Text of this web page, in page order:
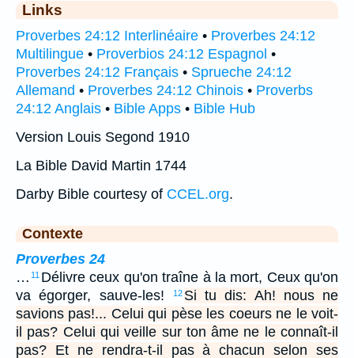
Links
Proverbes 24:12 Interlinéaire • Proverbes 24:12
Multilingue • Proverbios 24:12 Espagnol •
Proverbes 24:12 Français • Sprueche 24:12
Allemand • Proverbes 24:12 Chinois • Proverbs
24:12 Anglais • Bible Apps • Bible Hub
Version Louis Segond 1910
La Bible David Martin 1744
Darby Bible courtesy of CCEL.org.
Contexte
Proverbes 24
… 11 Délivre ceux qu'on traîne à la mort, Ceux qu'on
va égorger, sauve-les!
12 Si tu dis: Ah! nous ne
savions pas!... Celui qui pèse les coeurs ne le voit-
il pas? Celui qui veille sur ton âme ne le connaît-il
pas? Et ne rendra-t-il pas à chacun selon ses